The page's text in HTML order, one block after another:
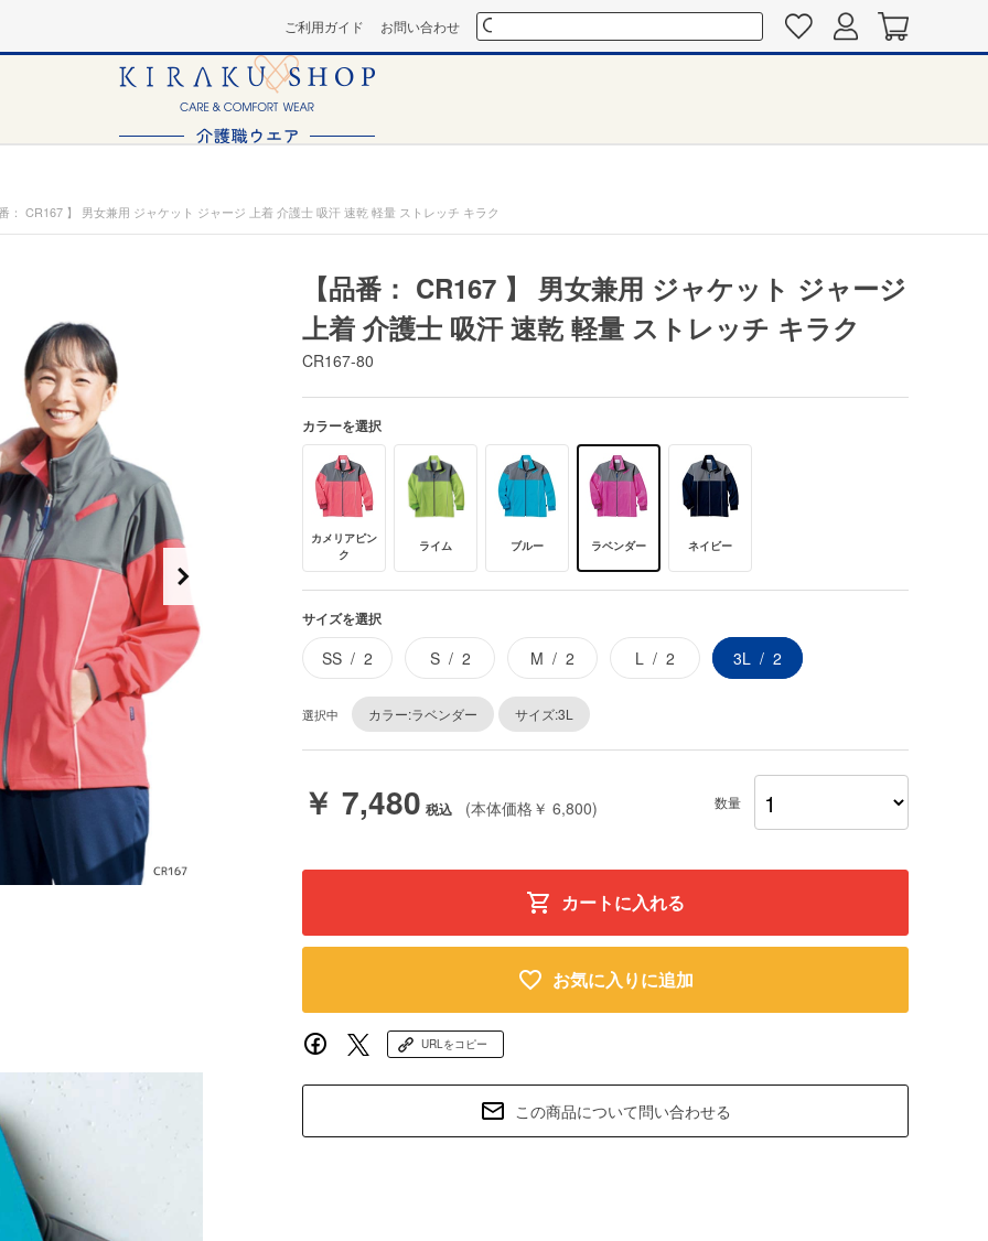
ご利用ガイド お問い合わせ
： CR167 】 男女兼用 ジャケット ジャージ 上着 介護士 吸汗 速乾 軽量 ストレッチ キラク
【品番： CR167 】 男女兼用 ジャケット ジャージ
上着 介護士 吸汗 速乾 軽量 ストレッチ キラク
CR167-80
カラーを選択
カメリアピン
ク
ライム ブルー ラベンダー ネイビー
サイズを選択
SS 2 S 2 M 2 L 2 3L 2
選択中 カラー:ラベンダー サイズ:3L
￥ 7,480 (本体価格￥ 6,800) 数量
カートに入れる
お気に入りに追加
URLをコピー
この商品について問い合わせる